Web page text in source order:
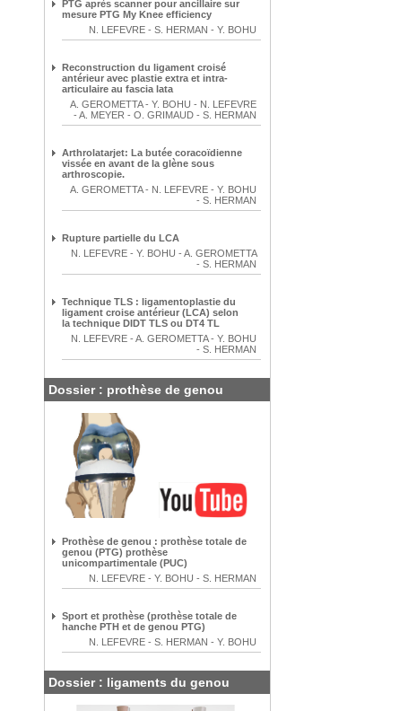
PTG après scanner pour ancillaire sur
mesure PTG My Knee efficiency
N. LEFEVRE - S. HERMAN - Y. BOHU
Reconstruction du ligament croisé
antérieur avec plastie extra et intra-
articulaire au fascia lata
A. GEROMETTA- Y. BOHU - N. LEFEVRE
- A. MEYER - O. GRIMAUD - S. HERMAN
Arthrolatarjet: La butée coracoïdienne
vissée en avant de la glène sous
arthroscopie.
A. GEROMETTA- N. LEFEVRE - Y. BOHU
- S. HERMAN
Rupture partielle du LCA
N. LEFEVRE - Y. BOHU - A. GEROMETTA
- S. HERMAN
Technique TLS : ligamentoplastie du
ligament croise antérieur (LCA) selon
la technique DIDT TLS ou DT4 TL
N. LEFEVRE - A. GEROMETTA- Y. BOHU
- S. HERMAN
Dossier : prothèse de genou
Prothèse de genou : prothèse totale de
genou (PTG) prothèse
unicompartimentale (PUC)
N. LEFEVRE - Y. BOHU - S. HERMAN
Sport et prothèse (prothèse totale de
hanche PTH et de genou PTG)
N. LEFEVRE - S. HERMAN - Y. BOHU
Dossier : ligaments du genou